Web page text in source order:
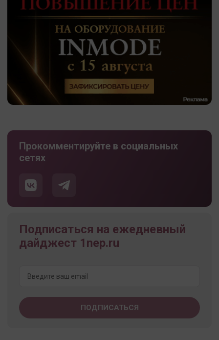
Прокомментируйте в социальных
сетях
Подписаться на ежедневный
дайджест 1nep.ru